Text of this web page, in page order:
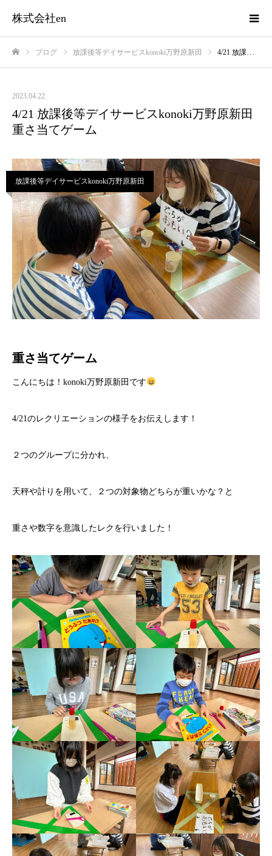
株式会社en
ブログ 放課後等デイサービスkonoki万野原新田 4/21 放課後等デイサービスkonoki万野原新田 重さ当てゲーム
2023.04.22
4/21 放課後等デイサービスkonoki万野原新田
重さ当てゲーム
放課後等デイサービスkonoki万野原新田
重さ当てゲーム
こんにちは！konoki万野原新田です
4/21のレクリエーションの様子をお伝えします！
２つのグループに分かれ、
天秤や計りを用いて、２つの対象物どちらが重いかな？と
重さや数字を意識したレクを行いました！